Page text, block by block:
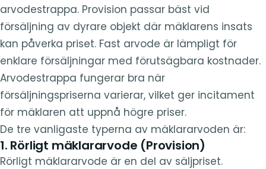
arvodestrappa. Provision passar bäst vid
försäljning av dyrare objekt där mäklarens insats
kan påverka priset. Fast arvode är lämpligt för
enklare försäljningar med förutsägbara kostnader.
Arvodestrappa fungerar bra när
försäljningspriserna varierar, vilket ger incitament
för mäklaren att uppnå högre priser.
De tre vanligaste typerna av mäklararvoden är:
1. Rörligt mäklararvode (Provision)
Rörligt mäklararvode är en del av säljpriset.